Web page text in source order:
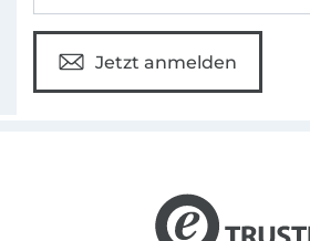
Jetzt anmelden